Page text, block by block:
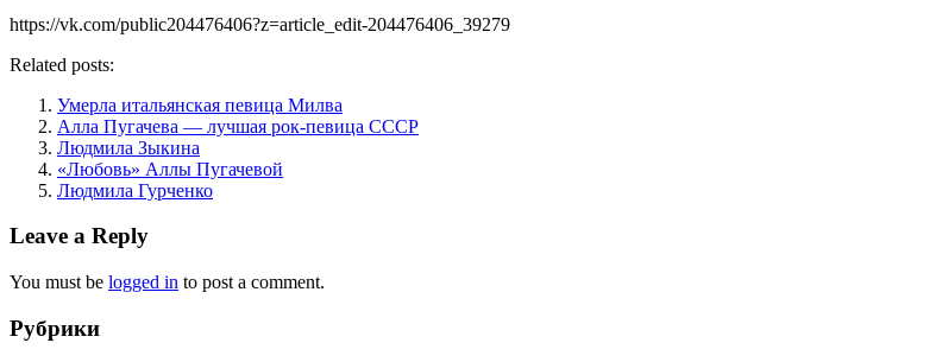
https://vk.com/public204476406?z=article_edit-204476406_39279
Related posts:
Умерла итальянская певица Милва
Алла Пугачева — лучшая рок-певица СССР
Людмила Зыкина
«Любовь» Аллы Пугачевой
Людмила Гурченко
Leave a Reply
You must be logged in to post a comment.
Рубрики